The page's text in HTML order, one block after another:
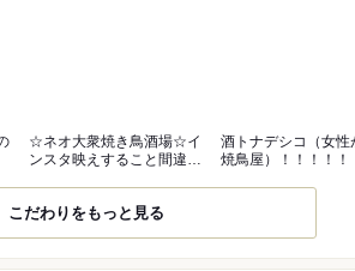
☆ネオ大衆焼き鳥酒場☆イ
ンスタ映えすること間違い
酒トナデシコ（女性
焼鳥屋）！！！！！
こだわりをもっと見る